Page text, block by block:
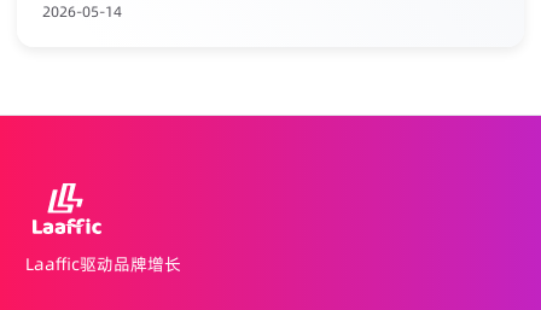
动、意图精准识别与本地化部署，为破解获客与留存难题提供
作、共话增长。
2026-05-14
Laaffic驱动品牌增长